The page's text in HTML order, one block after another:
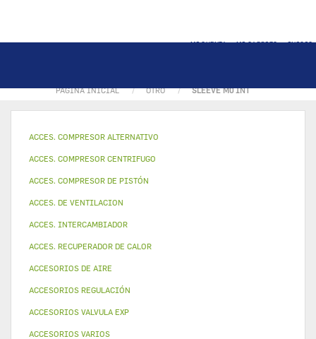
MI CUENTA MI CARRITO INICIO
PÁGINA INICIAL OTRO SLEEVE M0 INT
ACCES. COMPRESOR ALTERNATIVO
ACCES. COMPRESOR CENTRIFUGO
ACCES. COMPRESOR DE PISTÓN
ACCES. DE VENTILACION
ACCES. INTERCAMBIADOR
ACCES. RECUPERADOR DE CALOR
ACCESORIOS DE AIRE
ACCESORIOS REGULACIÓN
ACCESORIOS VALVULA EXP
ACCESORIOS VARIOS